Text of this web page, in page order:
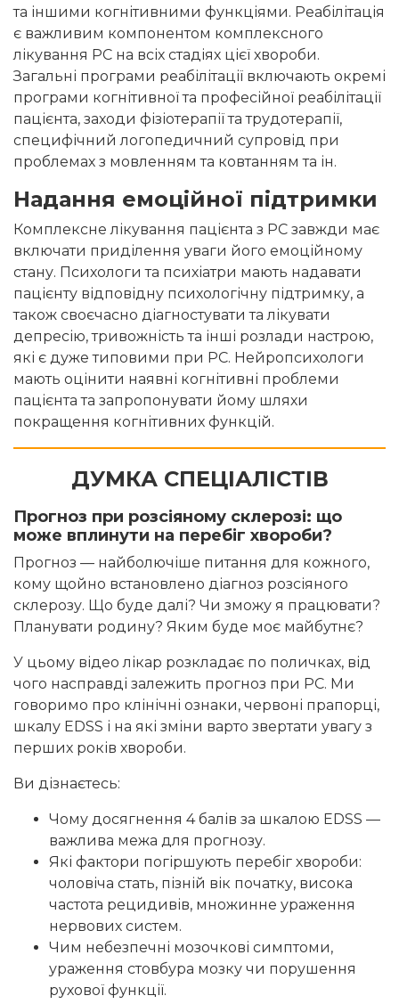
та іншими когнітивними функціями. Реабілітація
є важливим компонентом комплексного
лікування РС на всіх стадіях цієї хвороби.
Загальні програми реабілітації включають окремі
програми когнітивної та професійної реабілітації
пацієнта, заходи фізіотерапії та трудотерапії,
специфічний логопедичний супровід при
проблемах з мовленням та ковтанням та ін.
Надання емоційної підтримки
Комплексне лікування пацієнта з РС завжди має
включати приділення уваги його емоційному
стану. Психологи та психіатри мають надавати
пацієнту відповідну психологічну підтримку, а
також своєчасно діагностувати та лікувати
депресію, тривожність та інші розлади настрою,
які є дуже типовими при РС. Нейропсихологи
мають оцінити наявні когнітивні проблеми
пацієнта та запропонувати йому шляхи
покращення когнітивних функцій.
ДУМКА СПЕЦІАЛІСТІВ
Прогноз при розсіяному склерозі: що
може вплинути на перебіг хвороби?
Прогноз — найболючіше питання для кожного,
кому щойно встановлено діагноз розсіяного
склерозу. Що буде далі? Чи зможу я працювати?
Планувати родину? Яким буде моє майбутнє?
У цьому відео лікар розкладає по поличках, від
чого насправді залежить прогноз при РС. Ми
говоримо про клінічні ознаки, червоні прапорці,
шкалу EDSS і на які зміни варто звертати увагу з
перших років хвороби.
Ви дізнаєтесь:
Чому досягнення 4 балів за шкалою EDSS —
важлива межа для прогнозу.
Які фактори погіршують перебіг хвороби:
чоловіча стать, пізній вік початку, висока
частота рецидивів, множинне ураження
нервових систем.
Чим небезпечні мозочкові симптоми,
ураження стовбура мозку чи порушення
рухової функції.